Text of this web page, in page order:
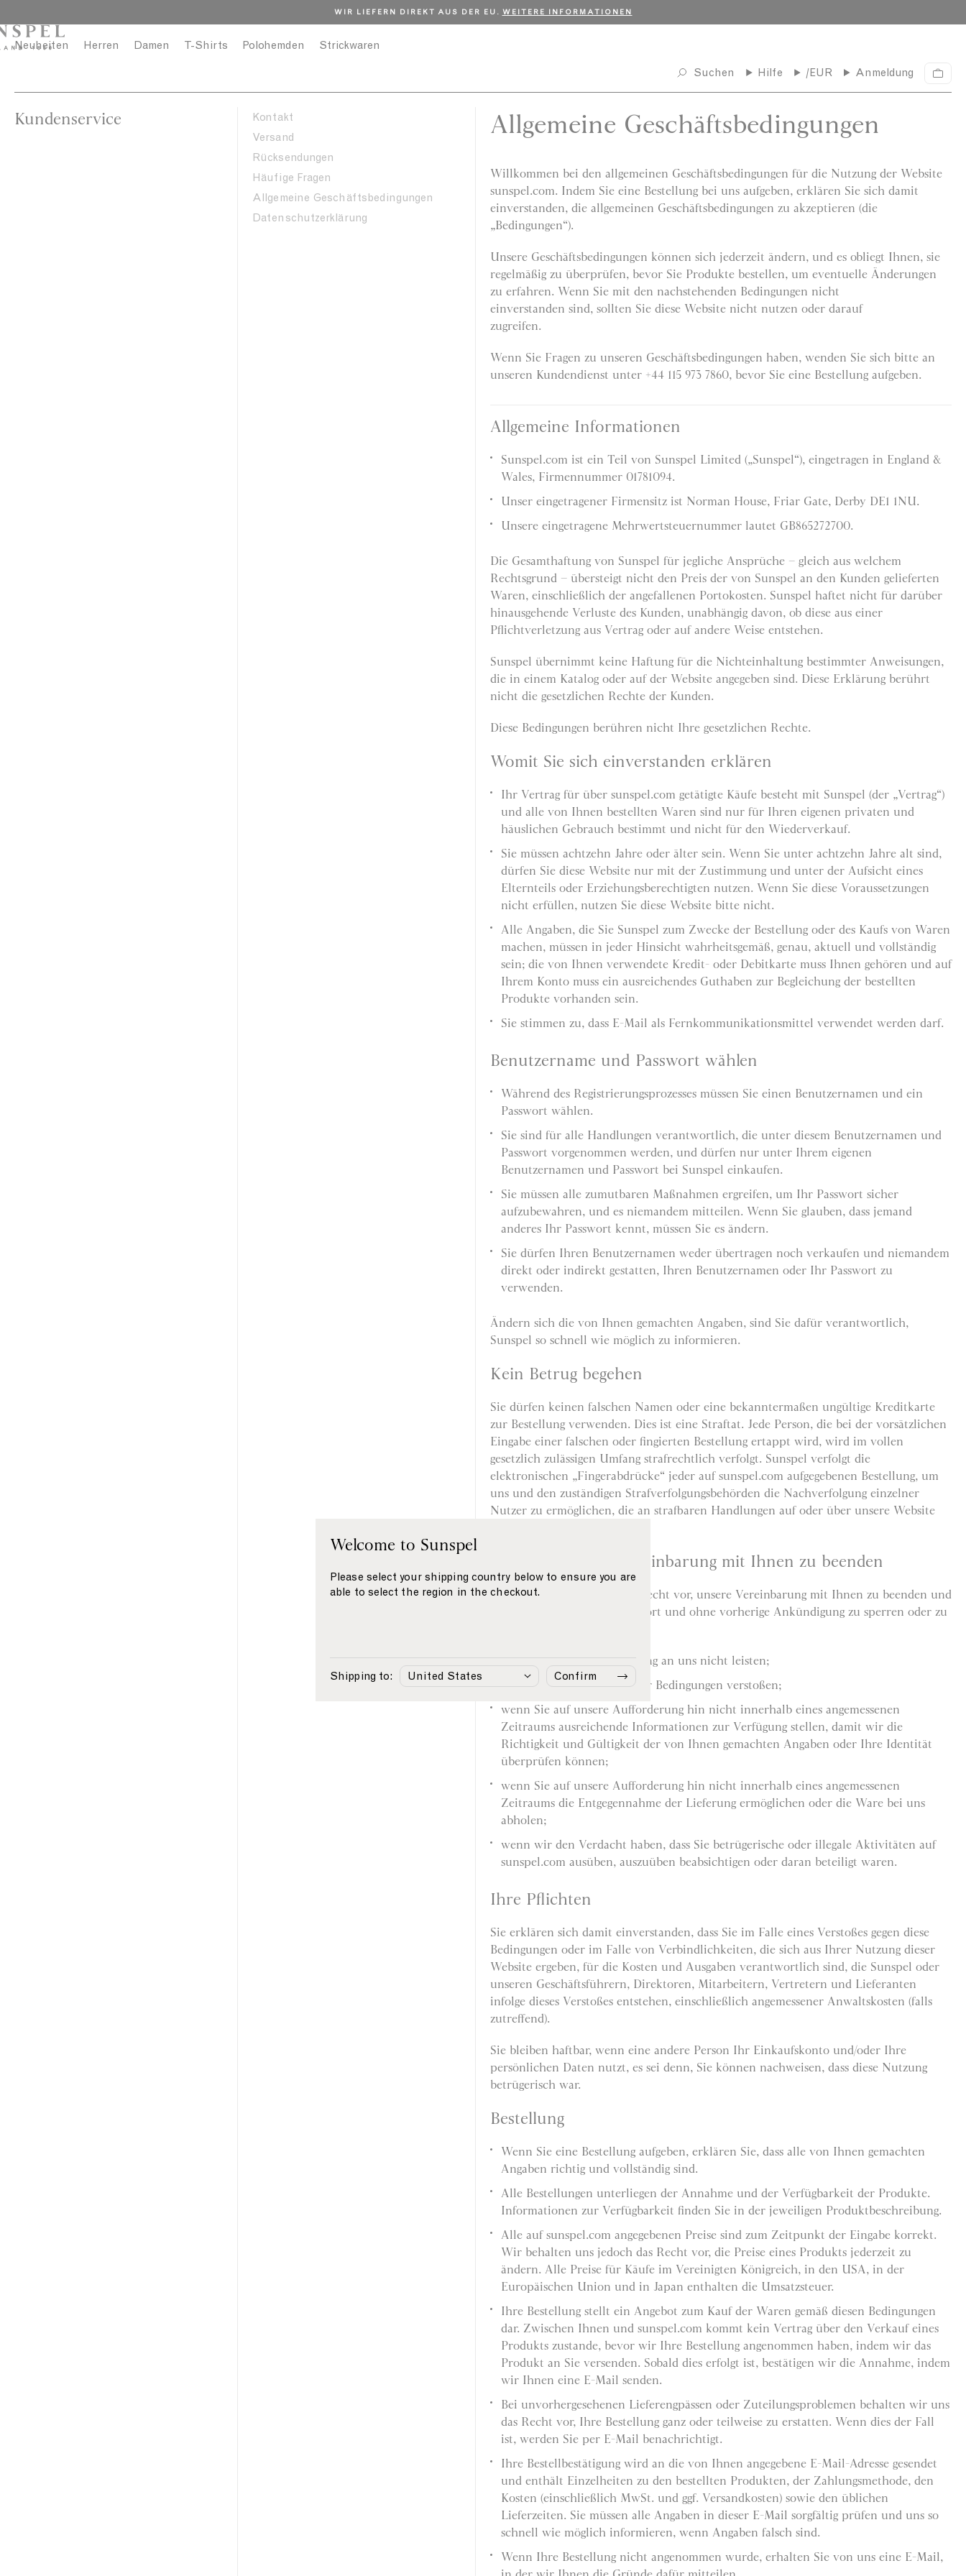
k
KOSTENLOSER VERSAND FÜR BESTELLUNGEN ÜBER 150 €.JETZT SHOPPEN
Neuheiten Herren Damen T-Shirts Polohemden Strickwaren
Suchen Hilfe /EUR Anmeldung
W
a
r
Kundenservice
Kontakt
Versand
Rücksendungen
Häufige Fragen
Allgemeine Geschäftsbedingungen
Datenschutzerklärung
Allgemeine Geschäftsbedingungen
Willkommen bei den allgemeinen Geschäftsbedingungen für die Nutzung der Website
sunspel.com. Indem Sie eine Bestellung bei uns aufgeben, erklären Sie sich damit
einverstanden, die allgemeinen Geschäftsbedingungen zu akzeptieren (die
„Bedingungen“).
Unsere Geschäftsbedingungen können sich jederzeit ändern, und es obliegt Ihnen, sie
regelmäßig zu überprüfen, bevor Sie Produkte bestellen, um eventuelle Änderungen
zu erfahren. Wenn Sie mit den nachstehenden Bedingungen nicht
einverstanden sind, sollten Sie diese Website nicht nutzen oder darauf
zugreifen.
Wenn Sie Fragen zu unseren Geschäftsbedingungen haben, wenden Sie sich bitte an
unseren Kundendienst unter +44 115 973 7860, bevor Sie eine Bestellung aufgeben.
Allgemeine Informationen
Sunspel.com ist ein Teil von Sunspel Limited („Sunspel“), eingetragen in England &
Wales, Firmennummer 01781094.
Unser eingetragener Firmensitz ist Norman House, Friar Gate, Derby DE1 1NU.
Unsere eingetragene Mehrwertsteuernummer lautet GB865272700.
Die Gesamthaftung von Sunspel für jegliche Ansprüche – gleich aus welchem
Rechtsgrund – übersteigt nicht den Preis der von Sunspel an den Kunden gelieferten
Waren, einschließlich der angefallenen Portokosten. Sunspel haftet nicht für darüber
hinausgehende Verluste des Kunden, unabhängig davon, ob diese aus einer
Pflichtverletzung aus Vertrag oder auf andere Weise entstehen.
Sunspel übernimmt keine Haftung für die Nichteinhaltung bestimmter Anweisungen,
die in einem Katalog oder auf der Website angegeben sind. Diese Erklärung berührt
nicht die gesetzlichen Rechte der Kunden.
Diese Bedingungen berühren nicht Ihre gesetzlichen Rechte.
Womit Sie sich einverstanden erklären
Ihr Vertrag für über sunspel.com getätigte Käufe besteht mit Sunspel (der „Vertrag“)
und alle von Ihnen bestellten Waren sind nur für Ihren eigenen privaten und
häuslichen Gebrauch bestimmt und nicht für den Wiederverkauf.
Sie müssen achtzehn Jahre oder älter sein. Wenn Sie unter achtzehn Jahre alt sind,
dürfen Sie diese Website nur mit der Zustimmung und unter der Aufsicht eines
Elternteils oder Erziehungsberechtigten nutzen. Wenn Sie diese Voraussetzungen
nicht erfüllen, nutzen Sie diese Website bitte nicht.
Alle Angaben, die Sie Sunspel zum Zwecke der Bestellung oder des Kaufs von Waren
machen, müssen in jeder Hinsicht wahrheitsgemäß, genau, aktuell und vollständig
sein; die von Ihnen verwendete Kredit- oder Debitkarte muss Ihnen gehören und auf
Ihrem Konto muss ein ausreichendes Guthaben zur Begleichung der bestellten
Produkte vorhanden sein.
Sie stimmen zu, dass E-Mail als Fernkommunikationsmittel verwendet werden darf.
Benutzername und Passwort wählen
Während des Registrierungsprozesses müssen Sie einen Benutzernamen und ein
Passwort wählen.
Sie sind für alle Handlungen verantwortlich, die unter diesem Benutzernamen und
Passwort vorgenommen werden, und dürfen nur unter Ihrem eigenen
Benutzernamen und Passwort bei Sunspel einkaufen.
Sie müssen alle zumutbaren Maßnahmen ergreifen, um Ihr Passwort sicher
aufzubewahren, und es niemandem mitteilen. Wenn Sie glauben, dass jemand
anderes Ihr Passwort kennt, müssen Sie es ändern.
Sie dürfen Ihren Benutzernamen weder übertragen noch verkaufen und niemandem
direkt oder indirekt gestatten, Ihren Benutzernamen oder Ihr Passwort zu
verwenden.
Ändern sich die von Ihnen gemachten Angaben, sind Sie dafür verantwortlich,
Sunspel so schnell wie möglich zu informieren.
Kein Betrug begehen
Sie dürfen keinen falschen Namen oder eine bekanntermaßen ungültige Kreditkarte
zur Bestellung verwenden. Dies ist eine Straftat. Jede Person, die bei der vorsätzlichen
Eingabe einer falschen oder fingierten Bestellung ertappt wird, wird im vollen
gesetzlich zulässigen Umfang strafrechtlich verfolgt. Sunspel verfolgt die
elektronischen „Fingerabdrücke“ jeder auf sunspel.com aufgegebenen Bestellung, um
uns und den zuständigen Strafverfolgungsbehörden die Nachverfolgung einzelner
Nutzer zu ermöglichen, die an strafbaren Handlungen auf oder über unsere Website
Unser Recht, die Vereinbarung mit Ihnen zu beenden
Sunspel Ltd behält sich das Recht vor, unsere Vereinbarung mit Ihnen zu beenden und
Ihren Zugang zur Website sofort und ohne vorherige Ankündigung zu sperren oder zu
wenn Sie eine fällige Zahlung an uns nicht leisten;
wenn Sie gegen eine unserer Bedingungen verstoßen;
wenn Sie auf unsere Aufforderung hin nicht innerhalb eines angemessenen
Zeitraums ausreichende Informationen zur Verfügung stellen, damit wir die
Richtigkeit und Gültigkeit der von Ihnen gemachten Angaben oder Ihre Identität
überprüfen können;
wenn Sie auf unsere Aufforderung hin nicht innerhalb eines angemessenen
Zeitraums die Entgegennahme der Lieferung ermöglichen oder die Ware bei uns
abholen;
wenn wir den Verdacht haben, dass Sie betrügerische oder illegale Aktivitäten auf
sunspel.com ausüben, auszuüben beabsichtigen oder daran beteiligt waren.
Ihre Pflichten
Sie erklären sich damit einverstanden, dass Sie im Falle eines Verstoßes gegen diese
Bedingungen oder im Falle von Verbindlichkeiten, die sich aus Ihrer Nutzung dieser
Website ergeben, für die Kosten und Ausgaben verantwortlich sind, die Sunspel oder
unseren Geschäftsführern, Direktoren, Mitarbeitern, Vertretern und Lieferanten
infolge dieses Verstoßes entstehen, einschließlich angemessener Anwaltskosten (falls
zutreffend).
Sie bleiben haftbar, wenn eine andere Person Ihr Einkaufskonto und/oder Ihre
persönlichen Daten nutzt, es sei denn, Sie können nachweisen, dass diese Nutzung
betrügerisch war.
Bestellung
Wenn Sie eine Bestellung aufgeben, erklären Sie, dass alle von Ihnen gemachten
Angaben richtig und vollständig sind.
Alle Bestellungen unterliegen der Annahme und der Verfügbarkeit der Produkte.
Informationen zur Verfügbarkeit finden Sie in der jeweiligen Produktbeschreibung.
Alle auf sunspel.com angegebenen Preise sind zum Zeitpunkt der Eingabe korrekt.
Wir behalten uns jedoch das Recht vor, die Preise eines Produkts jederzeit zu
ändern. Alle Preise für Käufe im Vereinigten Königreich, in den USA, in der
Europäischen Union und in Japan enthalten die Umsatzsteuer.
Ihre Bestellung stellt ein Angebot zum Kauf der Waren gemäß diesen Bedingungen
dar. Zwischen Ihnen und sunspel.com kommt kein Vertrag über den Verkauf eines
Produkts zustande, bevor wir Ihre Bestellung angenommen haben, indem wir das
Produkt an Sie versenden. Sobald dies erfolgt ist, bestätigen wir die Annahme, indem
wir Ihnen eine E-Mail senden.
Bei unvorhergesehenen Lieferengpässen oder Zuteilungsproblemen behalten wir uns
das Recht vor, Ihre Bestellung ganz oder teilweise zu erstatten. Wenn dies der Fall
ist, werden Sie per E-Mail benachrichtigt.
Ihre Bestellbestätigung wird an die von Ihnen angegebene E-Mail-Adresse gesendet
und enthält Einzelheiten zu den bestellten Produkten, der Zahlungsmethode, den
Kosten (einschließlich MwSt. und ggf. Versandkosten) sowie den üblichen
Lieferzeiten. Sie müssen alle Angaben in dieser E-Mail sorgfältig prüfen und uns so
schnell wie möglich informieren, wenn Angaben falsch sind.
Wenn Ihre Bestellung nicht angenommen wurde, erhalten Sie von uns eine E-Mail,
Welcome to Sunspel
Please select your shipping country below to ensure you are
able to select the region in the checkout.
Shipping to: Confirm
l
o